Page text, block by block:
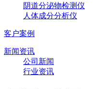
阴道分泌物检测仪
人体成分分析仪
客户案例
新闻资讯
公司新闻
行业资讯